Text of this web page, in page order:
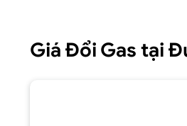
Giá Đổi Gas tại